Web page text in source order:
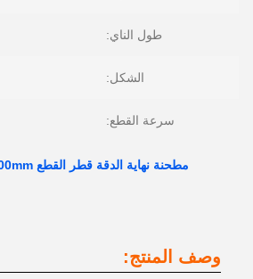
طول الناي:
الشكل:
سرعة القطع:
مطحنة نهاية الدقة قطر القطع 20mm 38-200mm الطول العام
وصف المنتج: